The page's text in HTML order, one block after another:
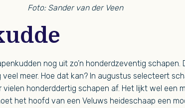
Foto: Sander van der Veen
nog uit zo’n honderdzeventig schapen.
meer. Hoe dat kan? In augustus selecteert
honderddertig schapen af. Het lijkt wel een
het hoofd van een Veluws heideschaap een